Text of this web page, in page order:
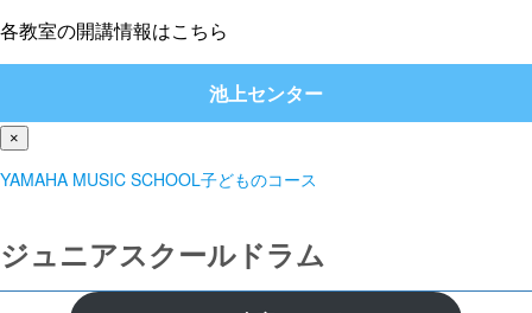
各教室の開講情報はこちら
池上センター
×
YAMAHA MUSIC SCHOOL子どものコース
ジュニアスクールドラム